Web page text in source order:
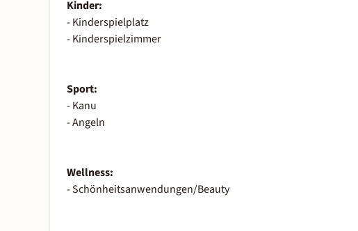
Kinder:
- Kinderspielplatz
- Kinderspielzimmer
Sport:
- Kanu
- Angeln
Wellness:
- Schönheitsanwendungen/Beauty